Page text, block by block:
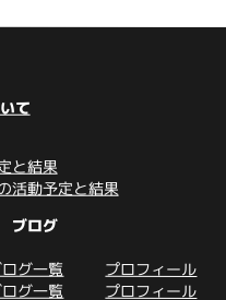
て
と結果
活動予定と結果
ブログ
グ一覧 プロフィール
グ一覧 プロフィール